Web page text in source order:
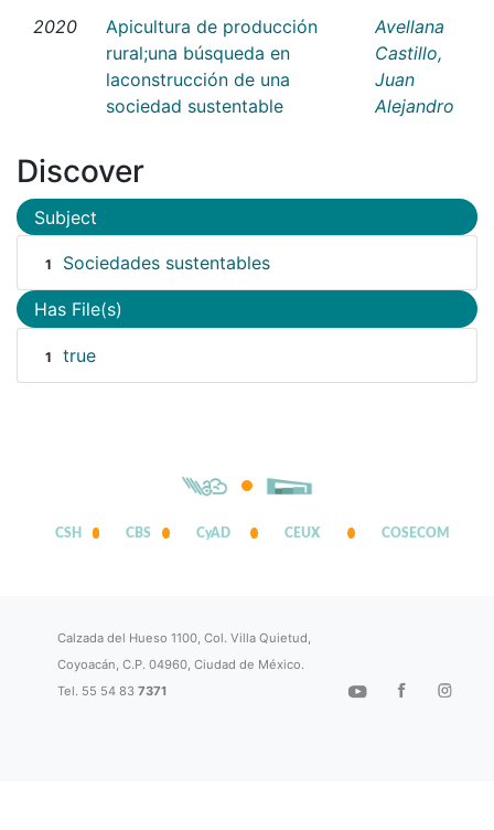
2020
Apicultura de producción
rural;una búsqueda en
laconstrucción de una
sociedad sustentable
Avellana
Castillo,
Juan
Alejandro
Discover
Subject
1 Sociedades sustentables
Has File(s)
1 true
CSH CBS CyAD CEUX COSECOM
Calzada del Hueso 1100, Col. Villa Quietud,
Coyoacán, C.P. 04960, Ciudad de México.
Tel. 55 54 837371